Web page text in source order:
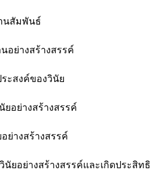
นสัมพันธ์
อย่างสร้างสรรค์
ะสงค์ของวินัย
ยอย่างสร้างสรรค์
ย่างสร้างสรรค์
นัยอย่างสร้างสรรค์และเกิดประสิท